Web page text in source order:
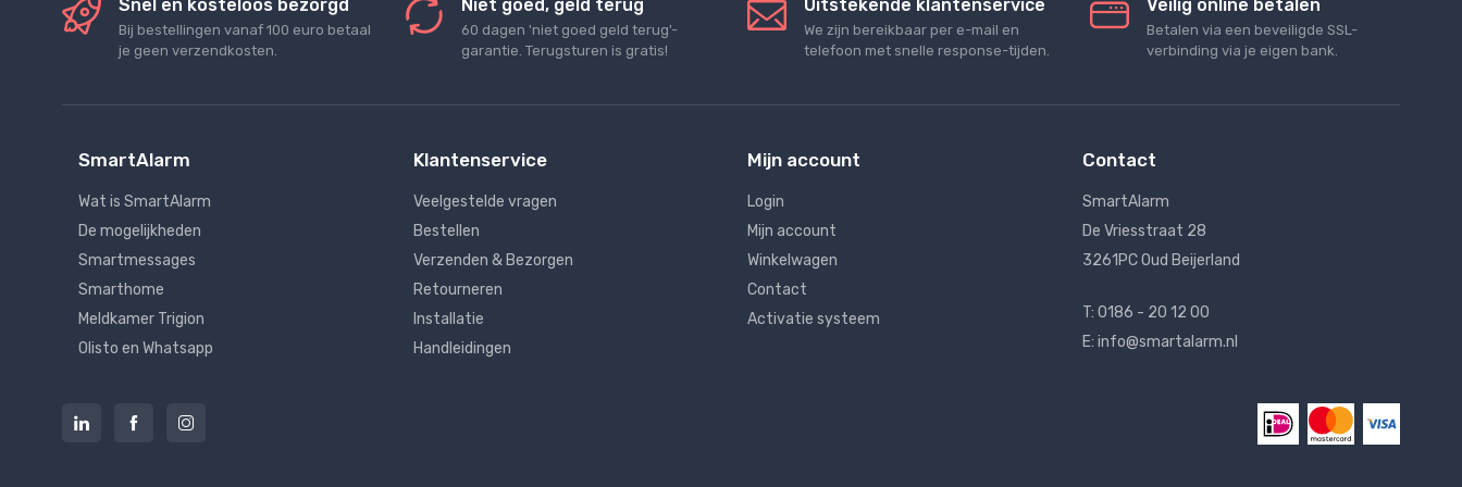
Snel en kosteloos bezorgd
Bij bestellingen vanaf 100 euro betaal
je geen verzendkosten.
Niet goed, geld terug
60 dagen 'niet goed geld terug'-
garantie. Terugsturen is gratis!
Uitstekende klantenservice
We zijn bereikbaar per e-mail en
telefoon met snelle response-tijden.
Veilig online betalen
Betalen via een beveiligde SSL-
verbinding via je eigen bank.
SmartAlarm
Wat is SmartAlarm
De mogelijkheden
Smartmessages
Smarthome
Meldkamer Trigion
Olisto en Whatsapp
Klantenservice
Veelgestelde vragen
Bestellen
Verzenden & Bezorgen
Retourneren
Installatie
Handleidingen
Mijn account
Login
Mijn account
Winkelwagen
Contact
Activatie systeem
Contact
SmartAlarm
De Vriesstraat 28
3261PC Oud Beijerland
T: 0186 - 20 12 00
E: info@smartalarm.nl